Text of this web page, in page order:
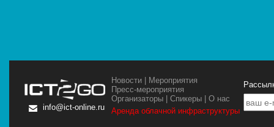
info@ict-online.ru
Новости
Мероприятия
Пресс-мероприятия
Организаторы |Спикеры |О нас
Аренда облачной инфраструктуры